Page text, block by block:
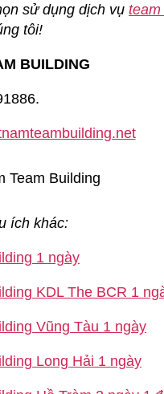
sử dụng dịch vụ team
tôi!
BUILDING
ích khác:
1 ngày
KDL The BCR 1
Vũng Tàu 1 ngày
Long Hải 1 ngày